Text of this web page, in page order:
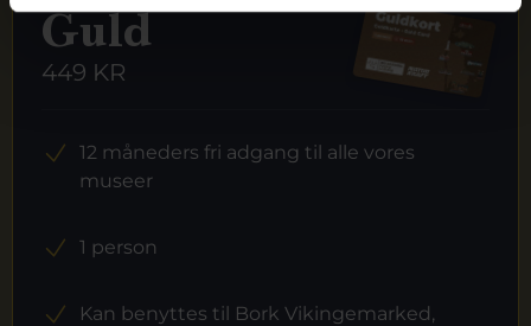
Guld
449 KR
12 måneders fri adgang til alle vores
museer
1 person
Kan benyttes til Bork Vikingemarked,